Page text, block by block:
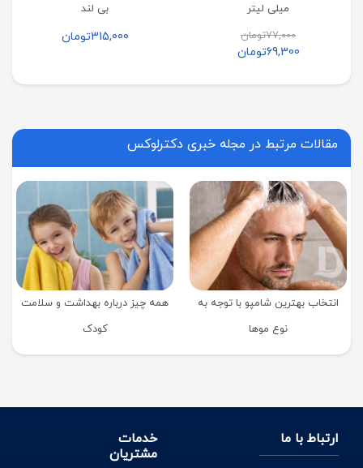
میلی لیتر
77,000تومان
69,300تومان
بی لند
315,000تومان
مقالات مرتبط در مجله خبری دکترلوکس
انتخاب بهترین شامپو با توجه به
نوع موها
همه چیز درباره بهداشت و سلامت
کودک
ارتباط با ما
خدمات
مشتریان